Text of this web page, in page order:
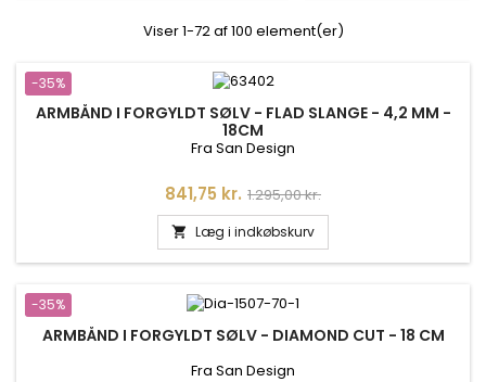
Viser 1-72 af 100 element(er)
-35%
ARMBÅND I FORGYLDT SØLV - FLAD SLANGE - 4,2 MM -
18CM
Fra San Design
Pris
841,75 kr. Normalpris
1.295,00 kr.
 Læg i indkøbskurv
-35%
ARMBÅND I FORGYLDT SØLV - DIAMOND CUT - 18 CM
Fra San Design